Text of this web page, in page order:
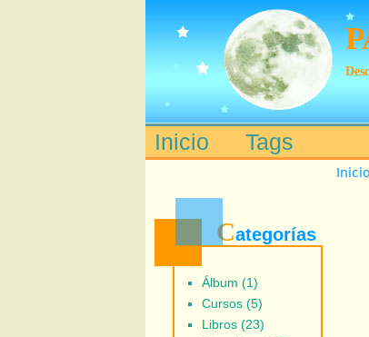
Inicio
Main menu
Inicio Tags
Categorías
Álbum (1)
Cursos (5)
Libros (23)